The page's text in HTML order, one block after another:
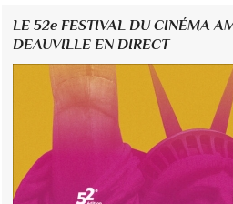
LE 52e FESTIVAL DU CINÉMA
DEAUVILLE EN DIRECT